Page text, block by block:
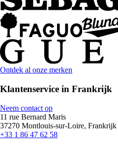
Ontdek al onze merken
Klantenservice in Frankrijk
Neem contact op
11 rue Bernard Maris
37270 Montlouis-sur-Loire, Frankrijk
+33 1 86 47 62 58